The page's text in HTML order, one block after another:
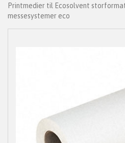
Printmedier til Ecosolvent
messesystemer eco